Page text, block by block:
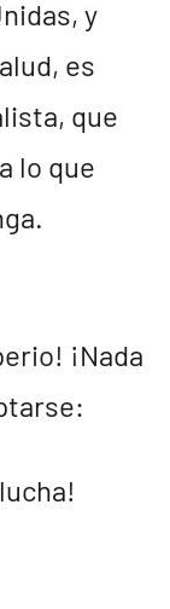
y
es
que
lo que
¡Nada